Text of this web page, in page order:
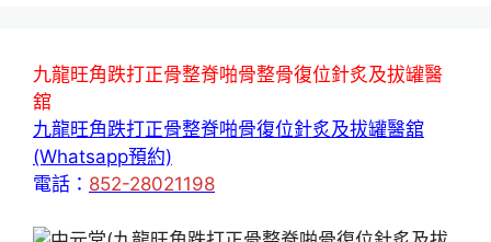
九龍旺角跌打正骨整脊啪骨整骨復位針炙及拔罐醫
舘
九龍旺角跌打正骨整脊啪骨復位針炙及拔罐醫舘
(Whatsapp預約)
電話： 852-28021198